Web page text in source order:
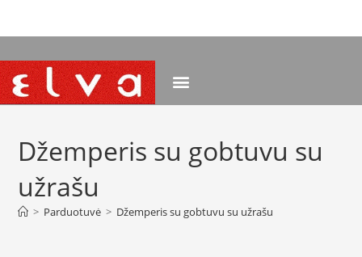
Džemperis su gobtuvu su
užrašu
> Parduotuvė > Džemperis su gobtuvu su užrašu